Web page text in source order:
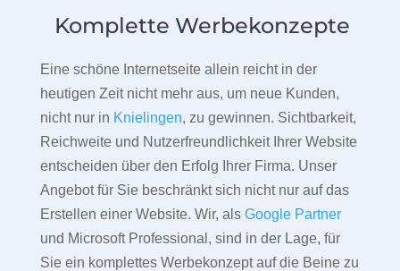
Komplette Werbekonzepte
Eine schöne Internetseite allein reicht in der
heutigen Zeit nicht mehr aus, um neue Kunden,
nicht nur in Knielingen, zu gewinnen. Sichtbarkeit,
Reichweite und Nutzerfreundlichkeit Ihrer Website
entscheiden über den Erfolg Ihrer Firma. Unser
Angebot für Sie beschränkt sich nicht nur auf das
Erstellen einer Website. Wir, als Google Partner
und Microsoft Professional, sind in der Lage, für
Sie ein komplettes Werbekonzept auf die Beine zu